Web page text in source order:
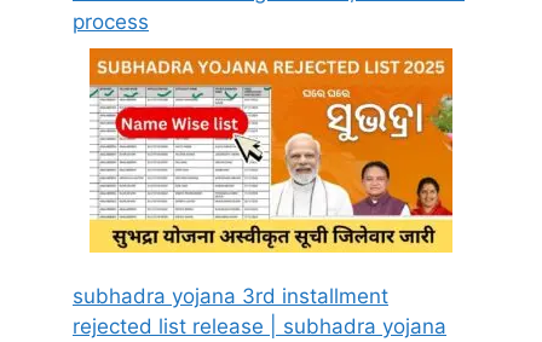
process
subhadra yojana 3rd installment
rejected list release | subhadra yojana